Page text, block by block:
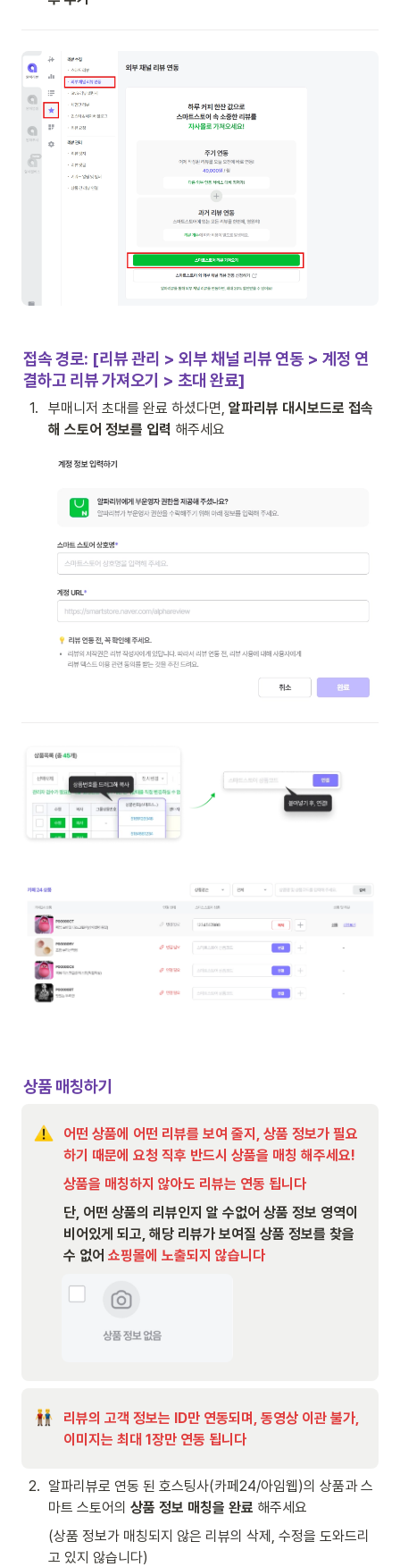
접속 경로: [리뷰 관리 > 외부 채널 리뷰 연동 > 계정 연
결하고 리뷰 가져오기 > 초대 완료]
1. 부매니저 초대를 완료 하셨다면, 알파리뷰 대시보드로 접속
해 스토어 정보를 입력 해주세요
상품 매칭하기
어떤 상품에 어떤 리뷰를 보여 줄지, 상품 정보가 필요
하기 때문에 요청 직후 반드시 상품을 매칭 해주세요!
상품을 매칭하지 않아도 리뷰는 연동 됩니다
단, 어떤 상품의 리뷰인지 알 수없어 상품 정보 영역이
비어있게 되고, 해당 리뷰가 보여질 상품 정보를 찾을
수 없어 쇼핑몰에 노출되지 않습니다
리뷰의 고객 정보는 ID만 연동되며, 동영상 이관 불가,
이미지는 최대 1장만 연동 됩니다
2. 알파리뷰로 연동 된 호스팅사(카페24/아임웹)의 상품과 스
마트 스토어의 상품 정보 매칭을 완료 해주세요
(상품 정보가 매칭되지 않은 리뷰의 삭제, 수정을 도와드리
고 있지 않습니다)